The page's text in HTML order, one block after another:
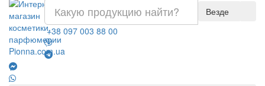
Везде
+38 097 003 88 00